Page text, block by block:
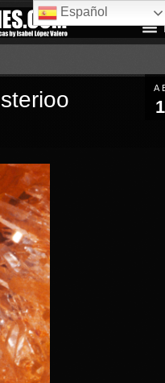
Español